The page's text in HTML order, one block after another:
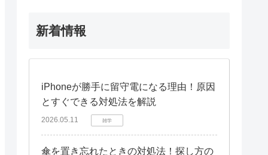
新着情報
iPhoneが勝手に留守電になる理由！原因
とすぐできる対処法を解説
2026.05.11 雑学
傘を置き忘れたときの対処法！探し方の